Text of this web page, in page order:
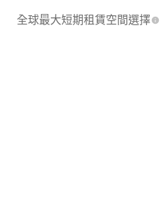
全球最大短期租賃空間選擇